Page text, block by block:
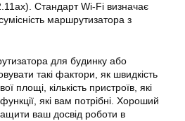
Стандарт Wi-Fi визначає
маршрутизатора з
для будинку або
такі фактори, як швидкість
площі, кількість пристроїв, які
які вам потрібні. Хороший
ваш досвід роботи в